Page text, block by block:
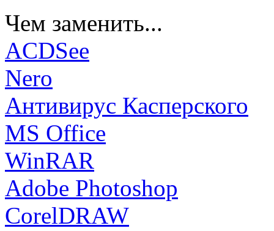
Чем заменить...
ACDSee
Nero
Антивирус Касперского
MS Office
WinRAR
Adobe Photoshop
CorelDRAW